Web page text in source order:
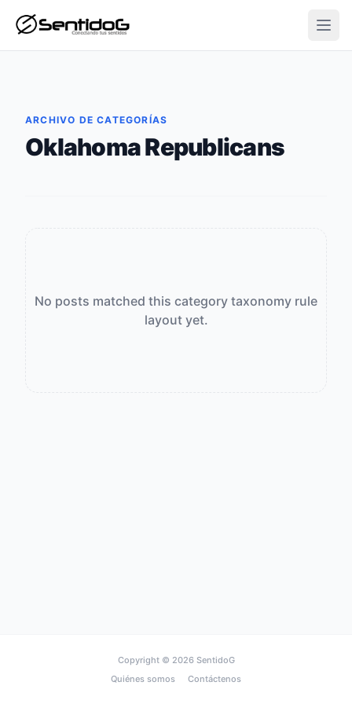
ARCHIVO DE CATEGORÍAS
Oklahoma Republicans
No posts matched this category taxonomy rule
layout yet.
Copyright © 2026 SentidoG
Quiénes somos
Contáctenos